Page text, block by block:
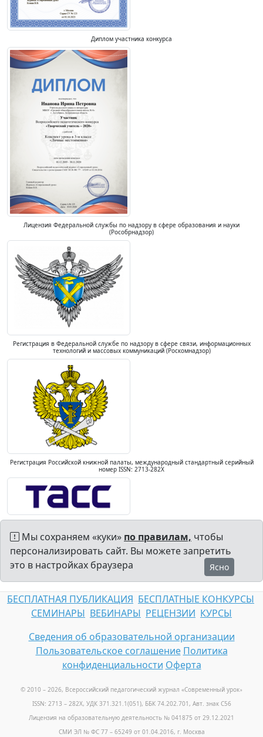
Диплом участника конкурса
Лицензия Федеральной службы по надзору в сфере образования и науки
(Рособрнадзор)
Регистрация в Федеральной службе по надзору в сфере связи, информационных
технологий и массовых коммуникаций (Роскомнадзор)
Регистрация Российской книжной палаты, международный стандартный серийный
номер ISSN: 2713-282X
Мы сохраняем «куки» по правилам, чтобы
персонализировать сайт. Вы можете запретить
это в настройках браузера
Ясно
БЕСПЛАТНАЯ ПУБЛИКАЦИЯ БЕСПЛАТНЫЕ КОНКУРСЫ
СЕМИНАРЫ ВЕБИНАРЫ РЕЦЕНЗИИ КУРСЫ
Сведения об образовательной организации
Пользовательское соглашение Политика
конфиденциальности Оферта
© 2010 – 2026, Всероссийский педагогический журнал «Современный урок»
ISSN: 2713 – 282X, УДК 371.321.1(051), ББК 74.202.701, Авт. знак С56
Лицензия на образовательную деятельность № 041875 от 29.12.2021
СМИ ЭЛ № ФС 77 – 65249 от 01.04.2016, г. Москва